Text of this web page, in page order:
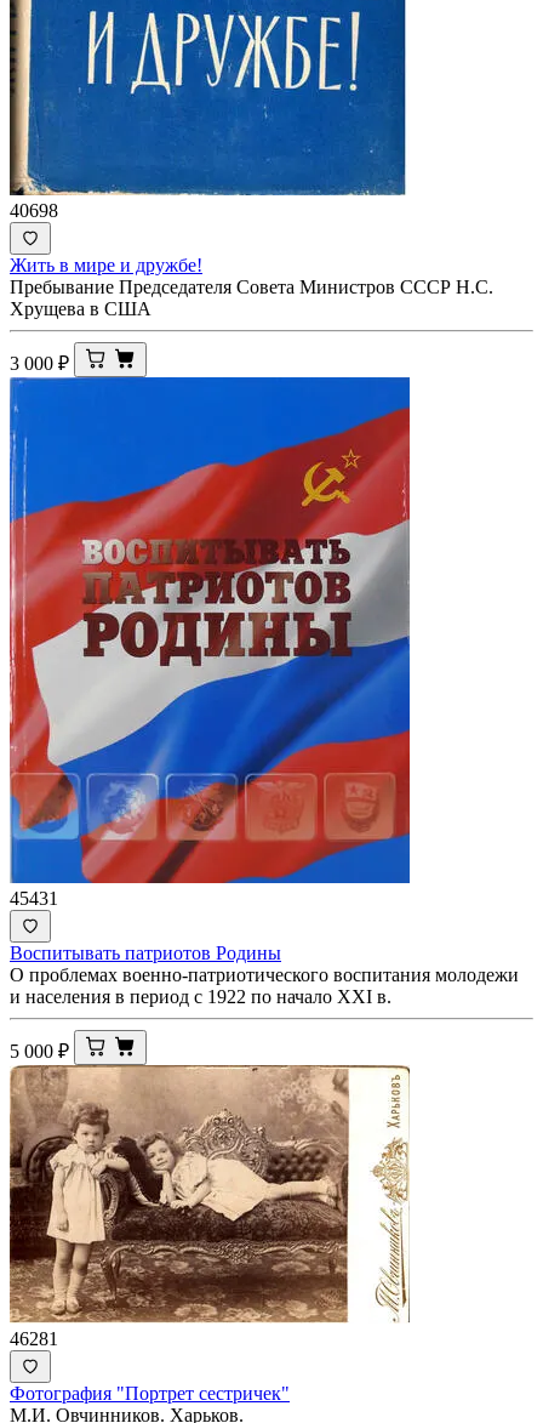
40698
Жить в мире и дружбе!
Пребывание Председателя Совета Министров СССР Н.С.
Хрущева в США
3 000 ₽
45431
Воспитывать патриотов Родины
О проблемах военно-патриотического воспитания молодежи
и населения в период с 1922 по начало XXI в.
5 000 ₽
46281
Фотография "Портрет сестричек"
М.И. Овчинников. Харьков.